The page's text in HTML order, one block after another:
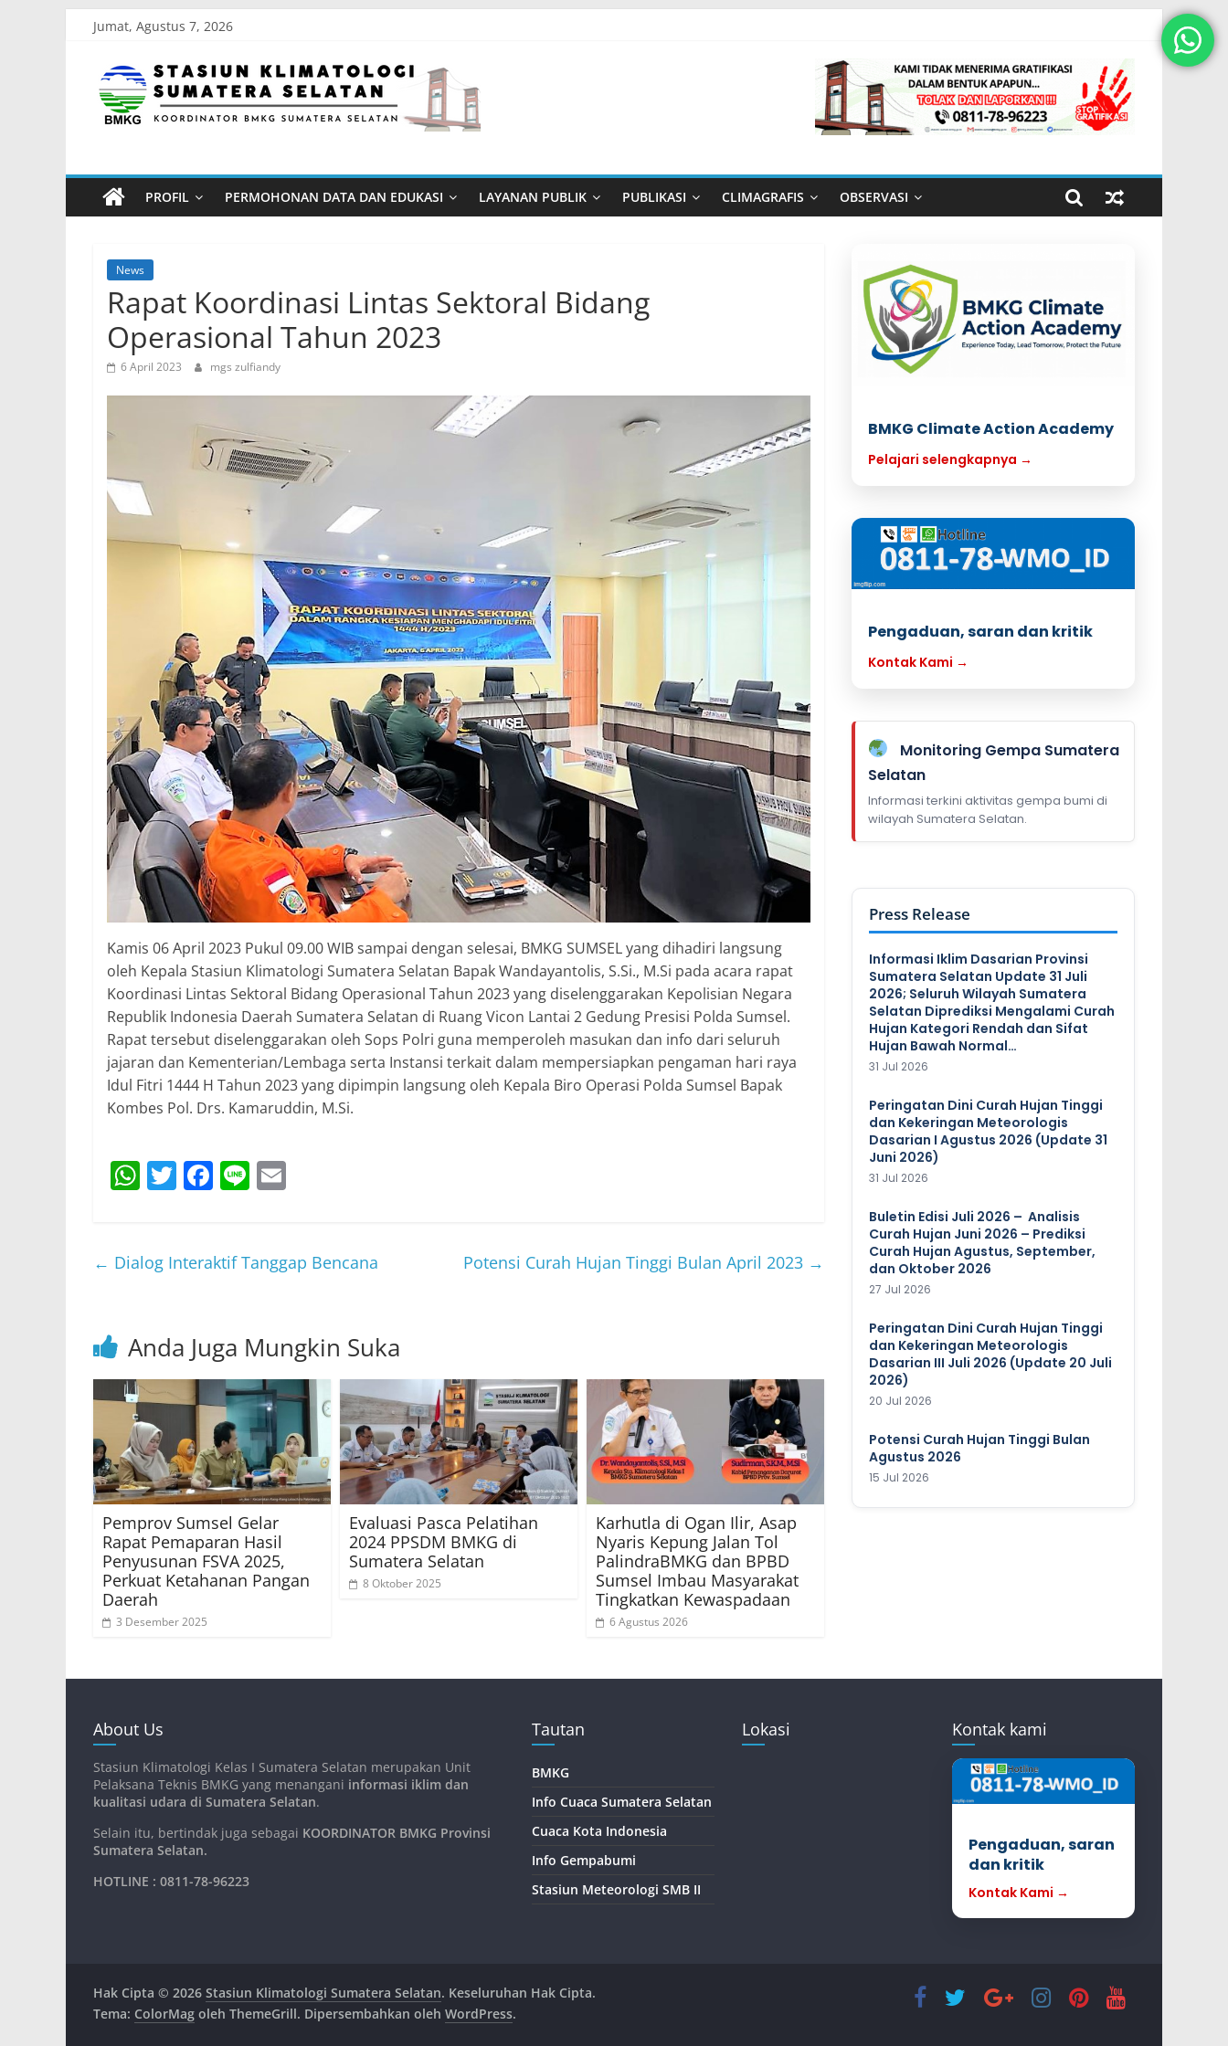
content
Jumat, Agustus 7, 2026
Stasiun
Klimatologi
Sumatera
Selatan
Koordinator
BMKG
Sumatera
Selatan
PROFIL PERMOHONAN DATA DAN EDUKASI LAYANAN PUBLIK PUBLIKASI CLIMAGRAFIS OBSERVASI
News
Rapat Koordinasi Lintas Sektoral Bidang
Operasional Tahun 2023
6 April 2023 mgs zulfiandy
Kamis 06 April 2023 Pukul 09.00 WIB sampai dengan selesai, BMKG SUMSEL yang dihadiri langsung
oleh Kepala Stasiun Klimatologi Sumatera Selatan Bapak Wandayantolis, S.Si., M.Si pada acara rapat
Koordinasi Lintas Sektoral Bidang Operasional Tahun 2023 yang diselenggarakan Kepolisian Negara
Republik Indonesia Daerah Sumatera Selatan di Ruang Vicon Lantai 2 Gedung Presisi Polda Sumsel.
Rapat tersebut diselenggarakan oleh Sops Polri guna memperoleh masukan dan info dari seluruh
jajaran dan Kementerian/Lembaga serta Instansi terkait dalam mempersiapkan pengaman hari raya
Idul Fitri 1444 H Tahun 2023 yang dipimpin langsung oleh Kepala Biro Operasi Polda Sumsel Bapak
Kombes Pol. Drs. Kamaruddin, M.Si.
W
s
p
T
er
F
e
o
k
Li
l
← Dialog Interaktif Tanggap Bencana Potensi Curah Hujan Tinggi Bulan April 2023 →
Anda Juga Mungkin Suka
Pemprov Sumsel Gelar
Rapat Pemaparan Hasil
Penyusunan FSVA 2025,
Perkuat Ketahanan Pangan
Daerah
3 Desember 2025
Evaluasi Pasca Pelatihan
2024 PPSDM BMKG di
Sumatera Selatan
8 Oktober 2025
Karhutla di Ogan Ilir, Asap
Nyaris Kepung Jalan Tol
PalindraBMKG dan BPBD
Sumsel Imbau Masyarakat
Tingkatkan Kewaspadaan
6 Agustus 2026
BMKG Climate Action Academy
Pelajari selengkapnya →
Pengaduan, saran dan kritik
Kontak Kami →
Monitoring Gempa Sumatera
Selatan
Informasi terkini aktivitas gempa bumi di
wilayah Sumatera Selatan.
Press Release
Informasi Iklim Dasarian Provinsi
Sumatera Selatan Update 31 Juli
2026; Seluruh Wilayah Sumatera
Selatan Diprediksi Mengalami Curah
Hujan Kategori Rendah dan Sifat
Hujan Bawah Normal…
31 Jul 2026
Peringatan Dini Curah Hujan Tinggi
dan Kekeringan Meteorologis
Dasarian I Agustus 2026 (Update 31
Juni 2026)
31 Jul 2026
Buletin Edisi Juli 2026 – Analisis
Curah Hujan Juni 2026 – Prediksi
Curah Hujan Agustus, September,
dan Oktober 2026
27 Jul 2026
Peringatan Dini Curah Hujan Tinggi
dan Kekeringan Meteorologis
Dasarian III Juli 2026 (Update 20 Juli
2026)
20 Jul 2026
Potensi Curah Hujan Tinggi Bulan
Agustus 2026
15 Jul 2026
About Us
Stasiun Klimatologi Kelas I Sumatera Selatan merupakan Unit
Pelaksana Teknis BMKG yang menangani informasi iklim dan
kualitasi udara di Sumatera Selatan.
Selain itu, bertindak juga sebagai KOORDINATOR BMKG Provinsi
Sumatera Selatan.
HOTLINE : 0811-78-96223
Tautan
BMKG
Info Cuaca Sumatera Selatan
Cuaca Kota Indonesia
Info Gempabumi
Stasiun Meteorologi SMB II
Lokasi Kontak kami
Pengaduan, saran
dan kritik
Kontak Kami →
Hak Cipta © 2026 Stasiun Klimatologi Sumatera Selatan. Keseluruhan Hak Cipta.
Tema: ColorMag oleh ThemeGrill. Dipersembahkan oleh WordPress.